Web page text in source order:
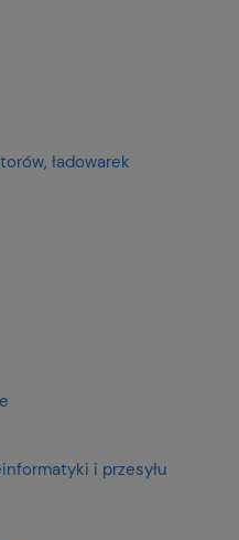
ładowarek
i przesyłu